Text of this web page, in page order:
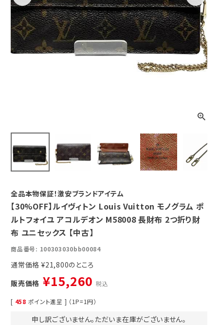
Previous Next
全品本物保証！激安ブランドアイテム
【30%OFF】ルイヴィトン Louis Vuitton モノグラム ポ
ルトフォイユ アコルデオン M58008 長財布 2つ折り財
布 ユニセックス 【中古】
商品番号 100303030bb00084
通常価格 ¥21,800
販売価格 ¥15,260 税込
[ 458 ポイント進呈 ] （1P=1円）
申し訳ございません。ただいま在庫がございません。